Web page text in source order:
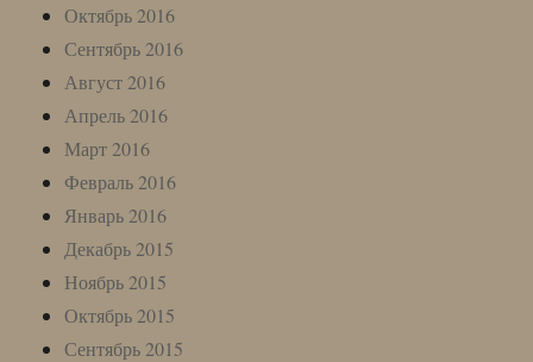
Октябрь 2016
Сентябрь 2016
Август 2016
Апрель 2016
Март 2016
Февраль 2016
Январь 2016
Декабрь 2015
Ноябрь 2015
Октябрь 2015
Сентябрь 2015